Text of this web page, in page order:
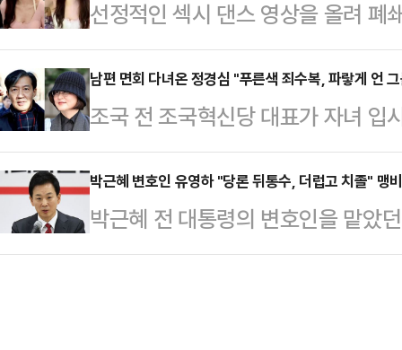
다. 이재명 피고인 부분은 재판 절
경우 재판 지연 …
"시알리스 2알 먹고 성 상납 받은
대표. 아주 그냥 네 X 최고 굵다"고
전 치료제 중 하나다.그러면서 "다
한 분의 음성을 공개하겠다. 안 되
윤 대…
선정적인 섹시 댄스 영상을 올려 폐
(SNS) 계정이 복원된 지 단 하루
(현지 시각) 홍콩 사우스차이나모
선수권 대회에 중국 체조대표팀 자
승한 전적이 있는 우 리우팡(30)
다.그는 2012년 올림픽 선발전에
전할 수 없게 됐다. 이후 갑작스럽
후 우는 2…
남편 면회 다녀온 정경심 "푸른색 죄수복, 파랗게 언
조국 전 조국혁신당 대표가 자녀 입
서울구치소에 수감된 후 그의 부인
다.16일 정 전 교수는 자신의 사회
서울구치소로 들어가는 모습과 그
통해 공개했다.정 전 교수는 "가장
박근혜 변호인 유영하 "당론 뒤통수, 더럽고 치졸" 맹
박근혜 전 대통령의 변호인을 맡았
대통령 탄핵소추안이 국회에서 가